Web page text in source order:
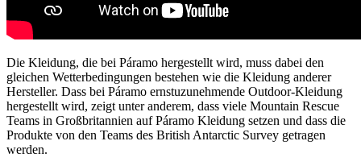
Die Kleidung, die bei Páramo hergestellt wird, muss dabei den
gleichen Wetterbedingungen bestehen wie die Kleidung anderer
Hersteller. Dass bei Páramo ernstuzunehmende Outdoor-Kleidung
hergestellt wird, zeigt unter anderem, dass viele Mountain Rescue
Teams in Großbritannien auf Páramo Kleidung setzen und dass die
Produkte von den Teams des British Antarctic Survey getragen
werden.